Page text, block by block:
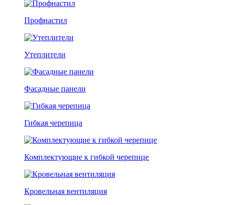
Профнастил
Утеплители
Фасадные панели
Гибкая черепица
Комплектующие к гибкой черепице
Кровельная вентиляция